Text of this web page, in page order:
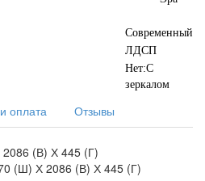
Современный
ЛДСП
Нет:С
зеркалом
оплата
Отзывы
(В) Х 445 (Г)
(Ш) Х 2086 (В) Х 445 (Г)